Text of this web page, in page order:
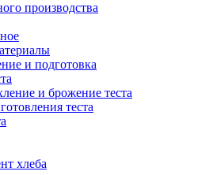
производства
и подготовка
и брожение теста
теста
хлеба